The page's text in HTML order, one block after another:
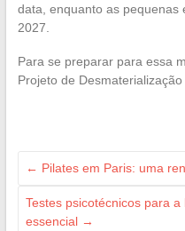
data, enquanto as pequenas
2027.
Para se preparar para essa
Projeto de Desmaterialização
← Pilates em Paris: uma
Testes psicotécnicos para
essencial →